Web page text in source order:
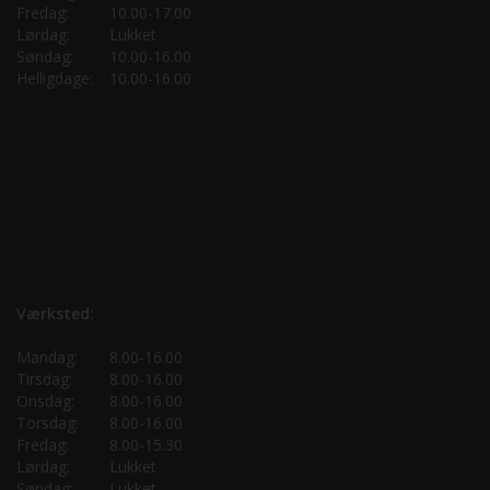
Fredag:
10.00-17.00
Lørdag:
Lukket
Søndag:
10.00-16.00
Helligdage:
10.00-16.00
Værksted:
Mandag:
8.00-16.00
Tirsdag:
8.00-16.00
Onsdag:
8.00-16.00
Torsdag:
8.00-16.00
Fredag:
8.00-15.30
Lørdag:
Lukket